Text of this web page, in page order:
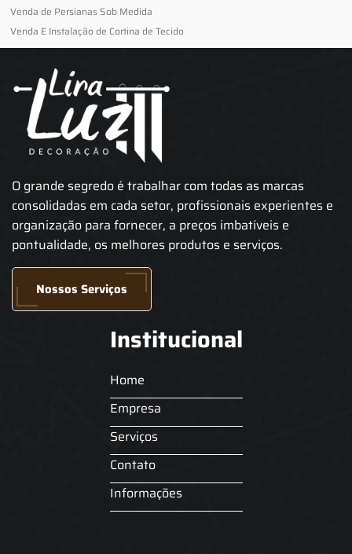
Venda de Persianas Sob Medida
Venda E Instalação de Cortina de Tecido
O grande segredo é trabalhar com todas as marcas
consolidadas em cada setor, profissionais experientes e
organização para fornecer, a preços imbatíveis e
pontualidade, os melhores produtos e serviços.
Nossos Serviços
Institucional
Home
Empresa
Serviços
Contato
Informações